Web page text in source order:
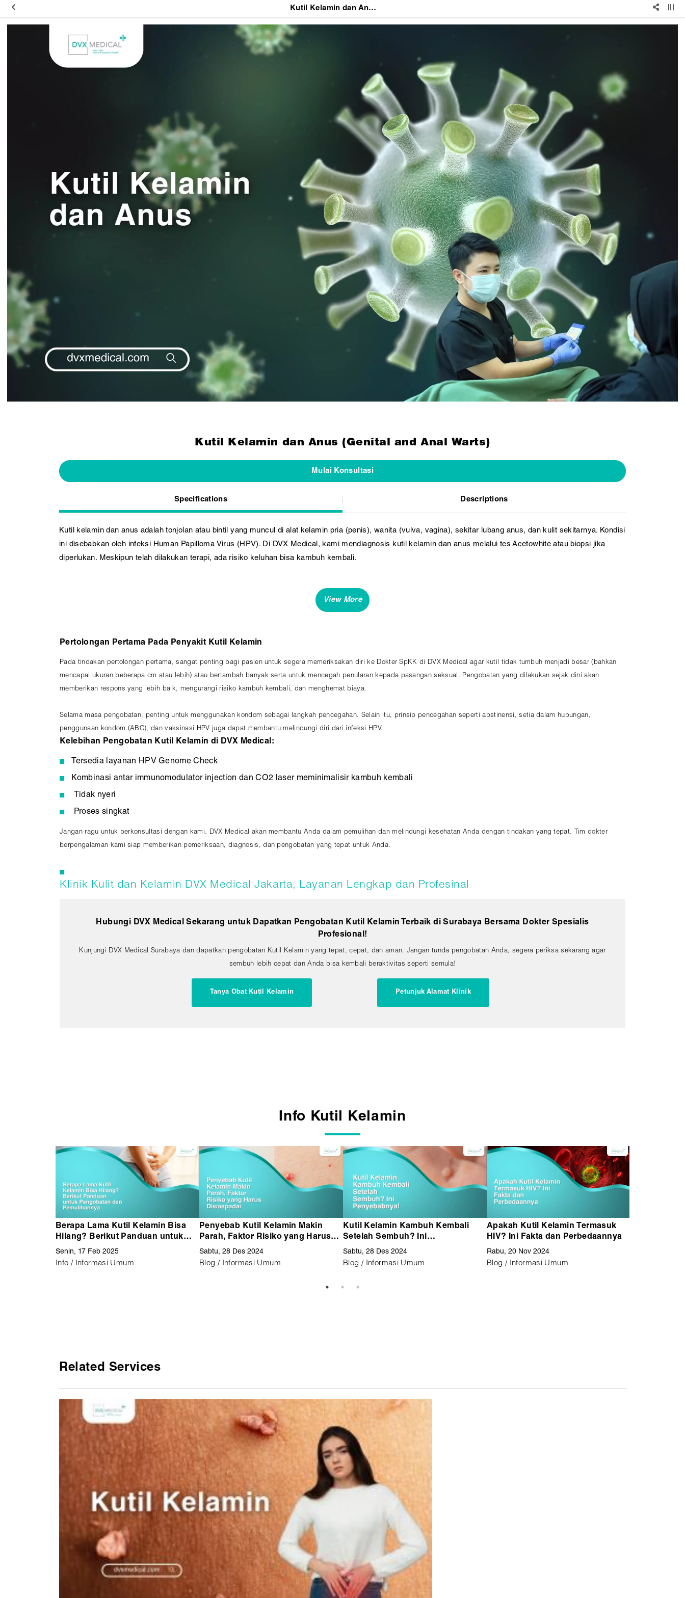
Kutil Kelamin dan Anus (Genital and Anal Warts)
Kutil Kelamin dan Anus (Genital and Anal Warts)
Mulai Konsultasi
Specifications Descriptions
Kutil kelamin dan anus adalah tonjolan atau bintil yang muncul di alat kelamin pria (penis), wanita (vulva, vagina), sekitar lubang anus, dan kulit sekitarnya. Kondisi
ini disebabkan oleh infeksi Human Papilloma Virus (HPV). Di DVX Medical, kami mendiagnosis kutil kelamin dan anus melalui tes Acetowhite atau biopsi jika
diperlukan. Meskipun telah dilakukan terapi, ada risiko keluhan bisa kambuh kembali.
Pertolongan Pertama Pada Penyakit Kutil Kelamin
Pada tindakan pertolongan pertama, sangat penting bagi pasien untuk segera memeriksakan diri ke Dokter SpKK di DVX Medical agar kutil tidak tumbuh menjadi besar (bahkan
mencapai ukuran beberapa cm atau lebih) atau bertambah banyak serta untuk mencegah penularan kepada pasangan seksual. Pengobatan yang dilakukan sejak dini akan
memberikan respons yang lebih baik, mengurangi risiko kambuh kembali, dan menghemat biaya.
Selama masa pengobatan, penting untuk menggunakan kondom sebagai langkah pencegahan. Selain itu, prinsip pencegahan seperti abstinensi, setia dalam hubungan,
penggunaan kondom (ABC), dan vaksinasi HPV juga dapat membantu melindungi diri dari infeksi HPV.
Kelebihan Pengobatan Kutil Kelamin di DVX Medical:
Tersedia layanan HPV Genome Check
Kombinasi antar immunomodulator injection dan CO2 laser meminimalisir kambuh kembali
Tidak nyeri
Proses singkat
Jangan ragu untuk berkonsultasi dengan kami. DVX Medical akan membantu Anda dalam pemulihan dan melindungi kesehatan Anda dengan tindakan yang tepat. Tim dokter
berpengalaman kami siap memberikan pemeriksaan, diagnosis, dan pengobatan yang tepat untuk Anda.
Klinik Kulit dan Kelamin DVX Medical Jakarta, Layanan Lengkap dan Profesinal
Hubungi DVX Medical Sekarang untuk Dapatkan Pengobatan Kutil Kelamin Terbaik di Surabaya Bersama Dokter Spesialis
Profesional!
Kunjungi DVX Medical Surabaya dan dapatkan pengobatan Kutil Kelamin yang tepat, cepat, dan aman. Jangan tunda pengobatan Anda, segera periksa sekarang agar
sembuh lebih cepat dan Anda bisa kembali beraktivitas seperti semula!
Tanya Obat Kutil Kelamin Petunjuk Alamat Klinik
Info Kutil Kelamin
Berapa Lama Kutil Kelamin Bisa
Hilang? Berikut Panduan untuk
Pengobatan dan Pemulihannya
Senin, 17 Feb 2025
Info / Informasi Umum
Penyebab Kutil Kelamin Makin
Parah, Faktor Risiko yang Harus
Diwaspadai
Sabtu, 28 Des 2024
Blog / Informasi Umum
Kutil Kelamin Kambuh Kembali
Setelah Sembuh? Ini
Penyebabnya! Lakukan
Pemeriksaan di DVX Jakarta
Sabtu, 28 Des 2024
Blog / Informasi Umum
Apakah Kutil Kelamin Termasuk
HIV? Ini Fakta dan Perbedaannya
Rabu, 20 Nov 2024
Blog / Informasi Umum
Related Services